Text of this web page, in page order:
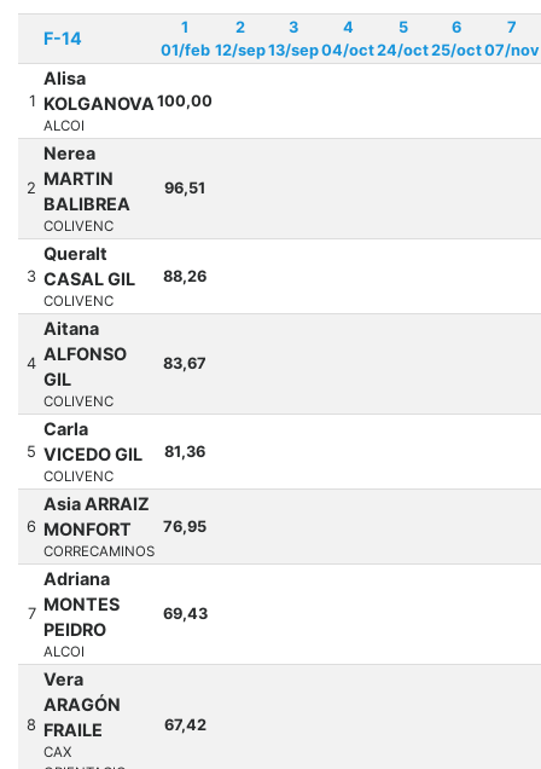
F-14
1
01/feb
2
12/sep
3
13/sep
4
04/oct
5
24/oct
6
25/oct
7
07/nov
1
Alisa
KOLGANOVA
ALCOI
100,00
2
Nerea
MARTIN
BALIBREA
COLIVENC
96,51
3
Queralt
CASAL GIL
COLIVENC
88,26
4
Aitana
ALFONSO
GIL
COLIVENC
83,67
5
Carla
VICEDO GIL
COLIVENC
81,36
6
Asia ARRAIZ
MONFORT
CORRECAMINOS
76,95
7
Adriana
MONTES
PEIDRO
ALCOI
69,43
8
Vera
ARAGÓN
FRAILE
CAX
67,42